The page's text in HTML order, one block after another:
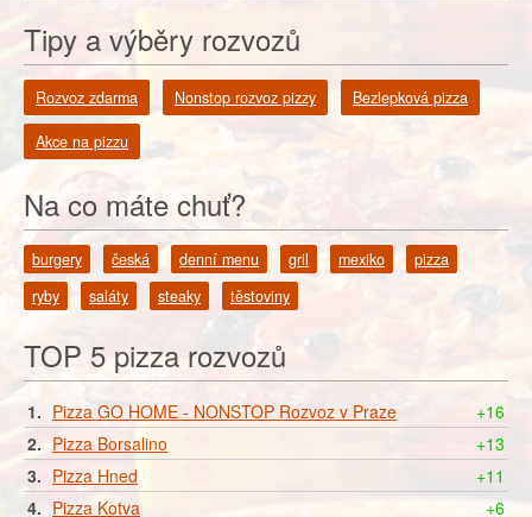
Tipy a výběry rozvozů
Rozvoz zdarma Nonstop rozvoz pizzy Bezlepková pizza
Akce na pizzu
Na co máte chuť?
burgery česká denní menu gril mexiko
pizza
ryby
saláty steaky těstoviny
TOP 5 pizza rozvozů
1. Pizza GO HOME - NONSTOP Rozvoz v Praze
+16
2. Pizza Borsalino
+13
3. Pizza Hned
+11
4. Pizza Kotva +6